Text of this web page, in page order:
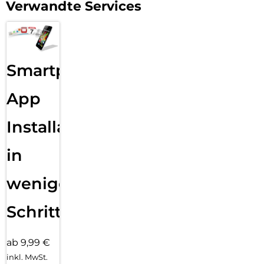
Verwandte Services
Smartphone
App
Installation
in
wenigen
Schritten
ab 9,99 €
inkl. MwSt.